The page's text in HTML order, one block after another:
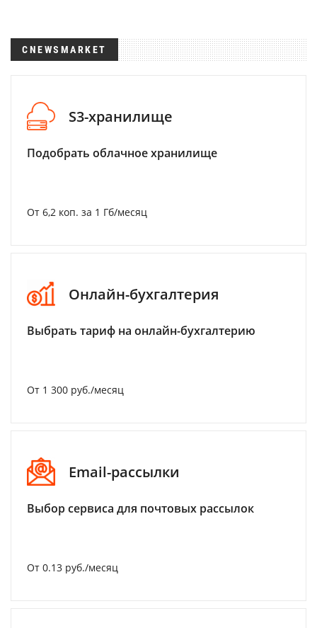
CNEWSMARKET
S3-хранилище
Подобрать облачное хранилище
От 6,2 коп. за 1 Гб/месяц
Онлайн-бухгалтерия
Выбрать тариф на онлайн-бухгалтерию
От 1 300 руб./месяц
Email-рассылки
Выбор сервиса для почтовых рассылок
От 0.13 руб./месяц